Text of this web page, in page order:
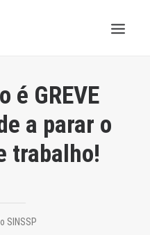
é GREVE
a parar o
trabalho!
SINSSP